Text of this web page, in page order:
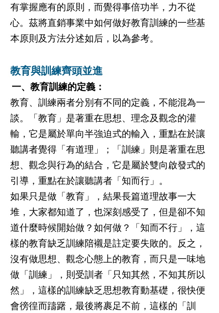
有掌握應有的原則，而覺得事倍功半，力不從
心。茲將直銷事業中如何做好教育訓練的一些基
本原則及方法分述如后，以為參考。
教育與訓練齊頭並進
一、教育訓練的定義：
教育、訓練兩者分別有不同的定義，不能混為一
談。「教育」是著重在思想、理念及觀念的灌
輸，它是屬於單向半強迫式的輸入，重點在於讓
聽講者覺得「有道理」；「訓練」則是著重在思
想、觀念與行為的結合，它是屬於雙向啟發式的
引導，重點在於讓聽講者「知而行」。
如果只是做「教育」，結果長篇道理故事一大
堆，大家都知道了，也深刻感受了，但是卻不知
道什麼時候開始做？如何做？「知而不行」，這
樣的教育缺乏訓練陪襯是註定要失敗的。反之，
沒有做思想、觀念心態上的教育，而只是一味地
做「訓練」，則受訓者「只知其然，不知其所以
然」，這樣的訓練缺乏思想教育動基礎，很快便
會徬徨而躊躇，最後將裹足不前，這樣的「訓